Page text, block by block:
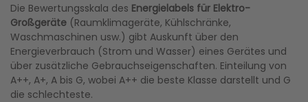
Die Bewertungsskala des Energielabels für Elektro-
Großgeräte (Raumklimageräte, Kühlschränke,
Waschmaschinen usw.) gibt Auskunft über den
Energieverbrauch (Strom und Wasser) eines Gerätes und
über zusätzliche Gebrauchseigenschaften. Einteilung von
A++, A+, A bis G, wobei A++ die beste Klasse darstellt und G
die schlechteste.